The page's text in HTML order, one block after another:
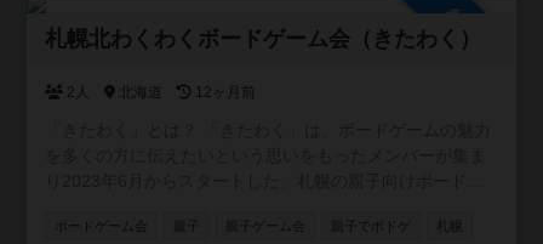
Instagramで発信中！ ▶ @jampopo_bg をフォローして、
ボドゲ仲間になりましょう♪
参加自由
札幌北わくわくボードゲーム会（きたわく）
2人 北海道 12ヶ月前
ボードゲーム会 親子 親子ゲーム会 親子でボドゲ 札幌